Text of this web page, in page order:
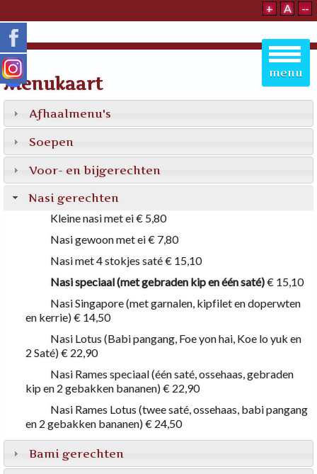
menu
+ A --
Menukaart
Afhaalmenu's
Soepen
Voor- en bijgerechten
Nasi gerechten
Kleine nasi met ei
31N
€ 5,80
Nasi gewoon met ei
32N
€ 7,80
Nasi met 4 stokjes saté
33N
€ 15,10
Nasi speciaal (met gebraden kip en één saté)
34N
€ 15,10
Nasi Singapore (met garnalen, kipfilet en doperwten
en kerrie)
37N
€ 14,50
Nasi Lotus (Babi pangang, Foe yon hai, Koe lo yuk en
2 Saté)
38N
€ 22,90
Nasi Rames speciaal (één saté, ossehaas, gebraden
kip en 2 gebakken bananen)
41N
€ 22,90
Nasi Rames Lotus (twee saté, ossehaas, babi pangang
en 2 gebakken bananen)
42N
€ 24,50
Bami gerechten